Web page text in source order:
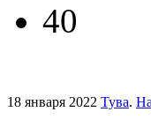
40
18 января 2022 Тува.